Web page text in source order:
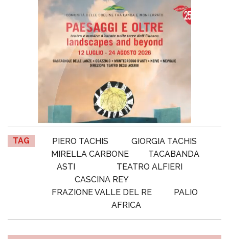
TAG PIERO TACHIS
GIORGIA TACHIS
MIRELLA CARBONE
TACABANDA
ASTI
TEATRO ALFIERI
CASCINA REY
FRAZIONE VALLE DEL RE
PALIO
AFRICA